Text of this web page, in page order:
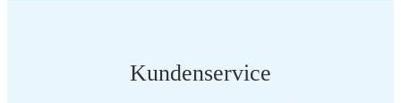
Kundenservice